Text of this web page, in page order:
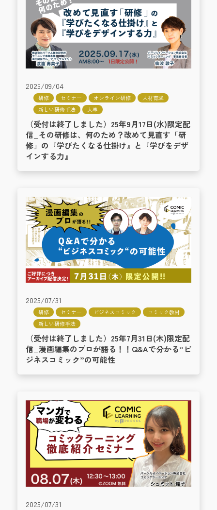
2025/09/04
研修 セミナー オンライン研修
人材育成
新しい研修手法
人事
（受付は終了しました）25年9月17日(水)限定配
信_その研修は、何のため？改めて見直す「研
修」の『学びたくなる仕掛け』と『学びをデザ
インする力』
2025/07/31
研修 セミナー ビジネスコミック
コミック教材
新しい研修手法
（受付は終了しました）25年7月31日(木)限定配
信_漫画編集のプロが語る！！Q&Aで分かる”ビ
ジネスコミック”の可能性
2025/07/31